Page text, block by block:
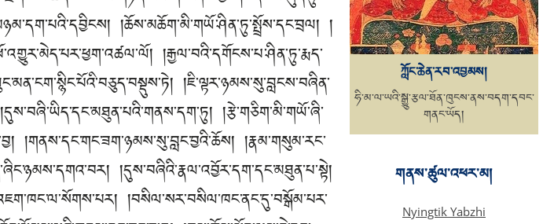
།ཆོས་མཆོག་མི་གཡོ་ཤིན་ཏུ་སྤྲོས་དང་བྲལ། །
།རྒྱལ་བའི་དགོངས་པ་ཤིན་ཏུ་རྨད་
།ཇི་ལྟར་ཉམས་སུ་བླངས་བཞིན་
།རྩེ་གཅིག་མི་གཡོ་ཞི་
།གནས་དང་གང་ཟག་ཉམས་སུ་བླང་བྱའི་ཆོས། །རྣམ་གསུམ་རང་
།དུས་བཞིའི་རྣལ་འབྱོར་དག་དང་མཐུན་པ་སྟེ།
།བསིལ་སར་བསིལ་ཁང་ནང་དུ་བསྒོམ་པར་
ཀློང་ཆེན་རབ་འབྱམས།
ཧི་མ་ལ་ཡའི་སྒྱུ་རྩལ་ཐོན་ཁུངས་ནས་བདག་དབང་
གནང་ཡོད།
གནས་ཚུལ་འཕར་མ།
Nyingtik Yabzhi